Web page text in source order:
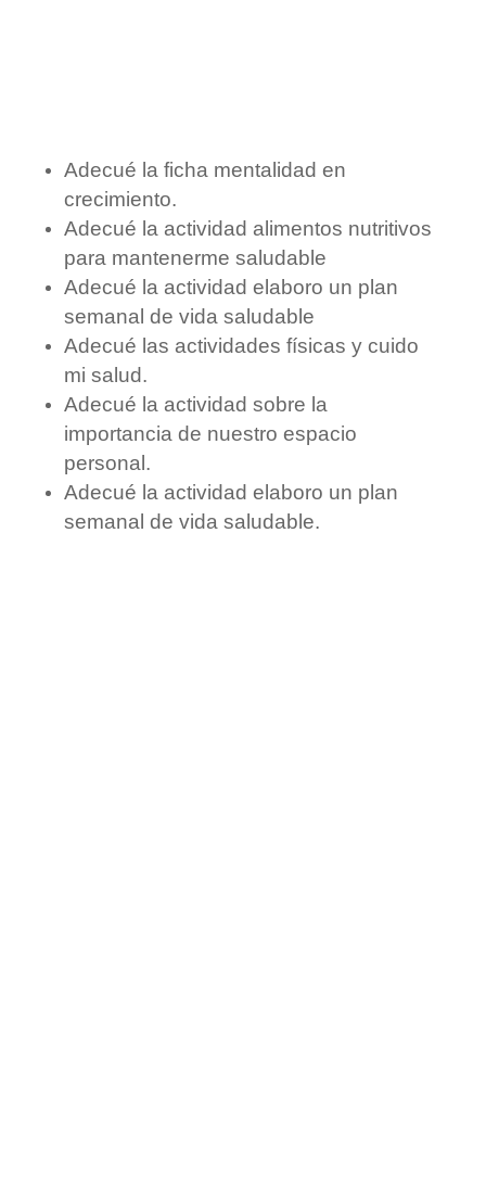
Adecué la ficha mentalidad en
crecimiento.
Adecué la actividad alimentos nutritivos
para mantenerme saludable
Adecué la actividad elaboro un plan
semanal de vida saludable
Adecué las actividades físicas y cuido
mi salud.
Adecué la actividad sobre la
importancia de nuestro espacio
personal.
Adecué la actividad elaboro un plan
semanal de vida saludable.